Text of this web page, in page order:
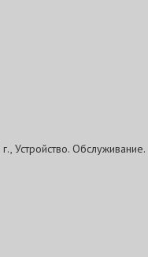
Устройство. Обслуживание.